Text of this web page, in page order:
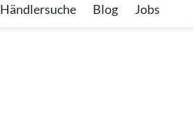
Händlersuche Blog Jobs